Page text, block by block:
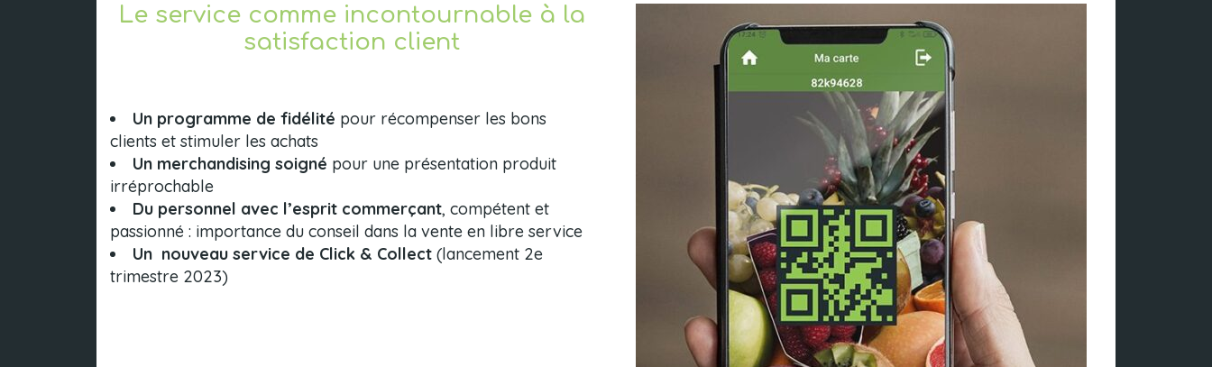
Le service comme incontournable à la
satisfaction client
Un programme de fidélité pour récompenser les bons
clients et stimuler les achats
Un merchandising soigné pour une présentation produit
irréprochable
Du personnel avec l’esprit commerçant, compétent et
passionné : importance du conseil dans la vente en libre service
Un nouveau service de Click & Collect (lancement 2e
trimestre 2023)